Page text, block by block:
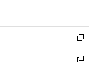
開
ウ
開
く
ン
ウ
で
開
く
ウ
ン
ド
ウ
で
し
ウ
ィ
ン
ド
新
し
い
新